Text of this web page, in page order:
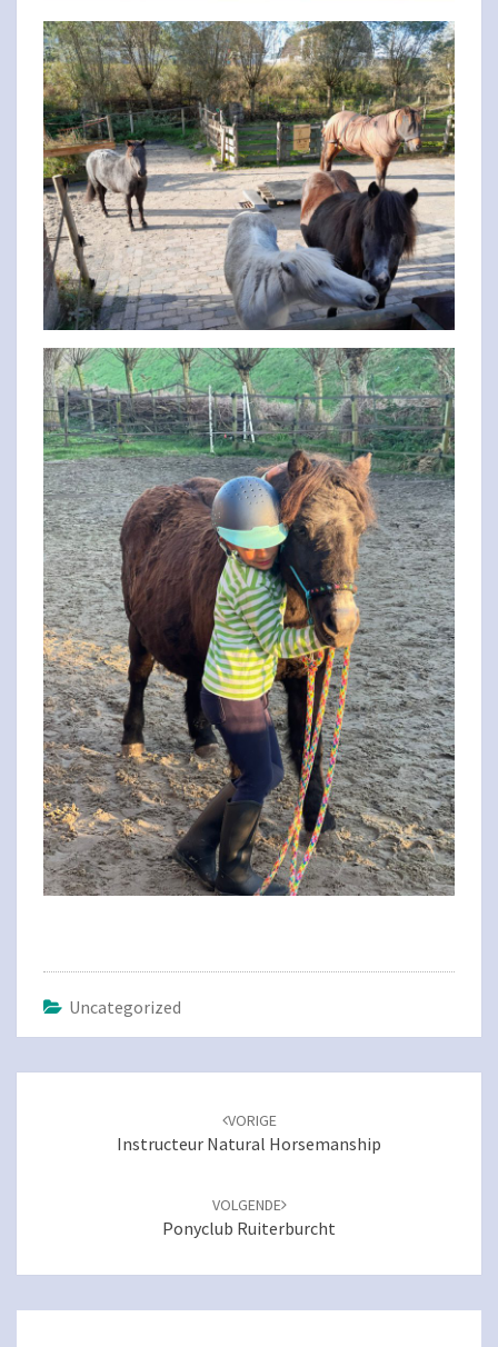
Uncategorized
berichten
VORIGE
Instructeur Natural Horsemanship
VOLGENDE
Ponyclub Ruiterburcht